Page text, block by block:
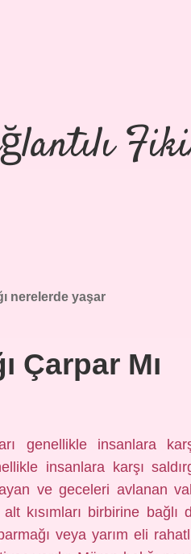
nerelerde yaşar
Çarpar Mı
genellikle insanlara
insanlara karşı
ve geceleri avlanan
kısımları birbirine bağlı
veya yarım eli